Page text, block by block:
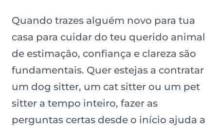
Quando trazes alguém novo para tua
casa para cuidar do teu querido animal
de estimação, confiança e clareza são
fundamentais. Quer estejas a contratar
um dog sitter, um cat sitter ou um pet
sitter a tempo inteiro, fazer as
perguntas certas desde o início ajuda a